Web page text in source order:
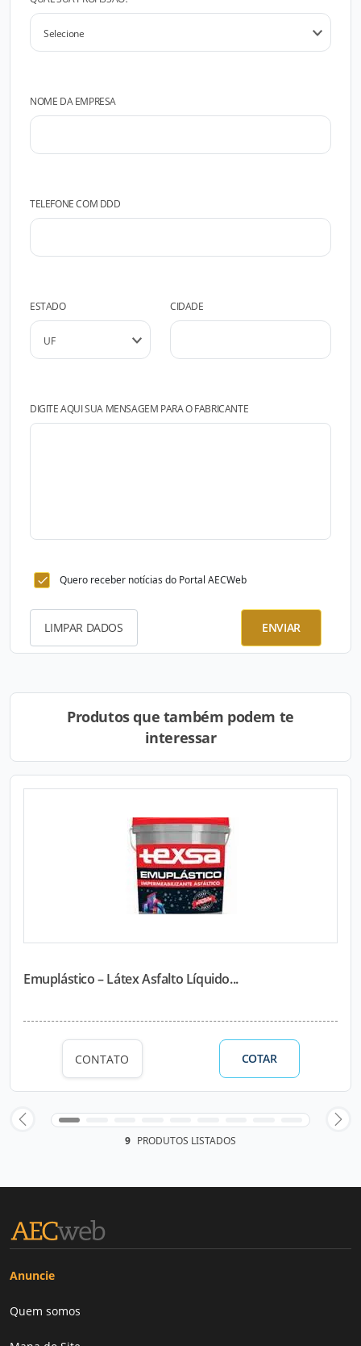
NOME DA EMPRESA
TELEFONE COM DDD
ESTADO CIDADE
DIGITE AQUI SUA MENSAGEM PARA O FABRICANTE
Quero receber notícias do Portal AECWeb
LIMPAR DADOS ENVIAR
Produtos que também podem te
interessar
Emuplástico – Látex Asfalto Líquido...
CONTATO COTAR
9 PRODUTOS LISTADOS
Anuncie
Quem somos